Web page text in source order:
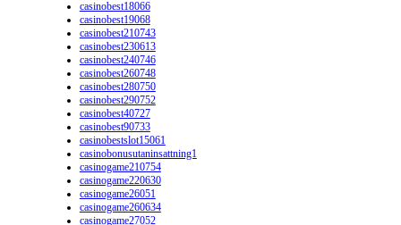
casinobest18066
casinobest19068
casinobest210743
casinobest230613
casinobest240746
casinobest260748
casinobest280750
casinobest290752
casinobest40727
casinobest90733
casinobestslot15061
casinobonusutaninsattning1
casinogame210754
casinogame220630
casinogame26051
casinogame260634
casinogame27052